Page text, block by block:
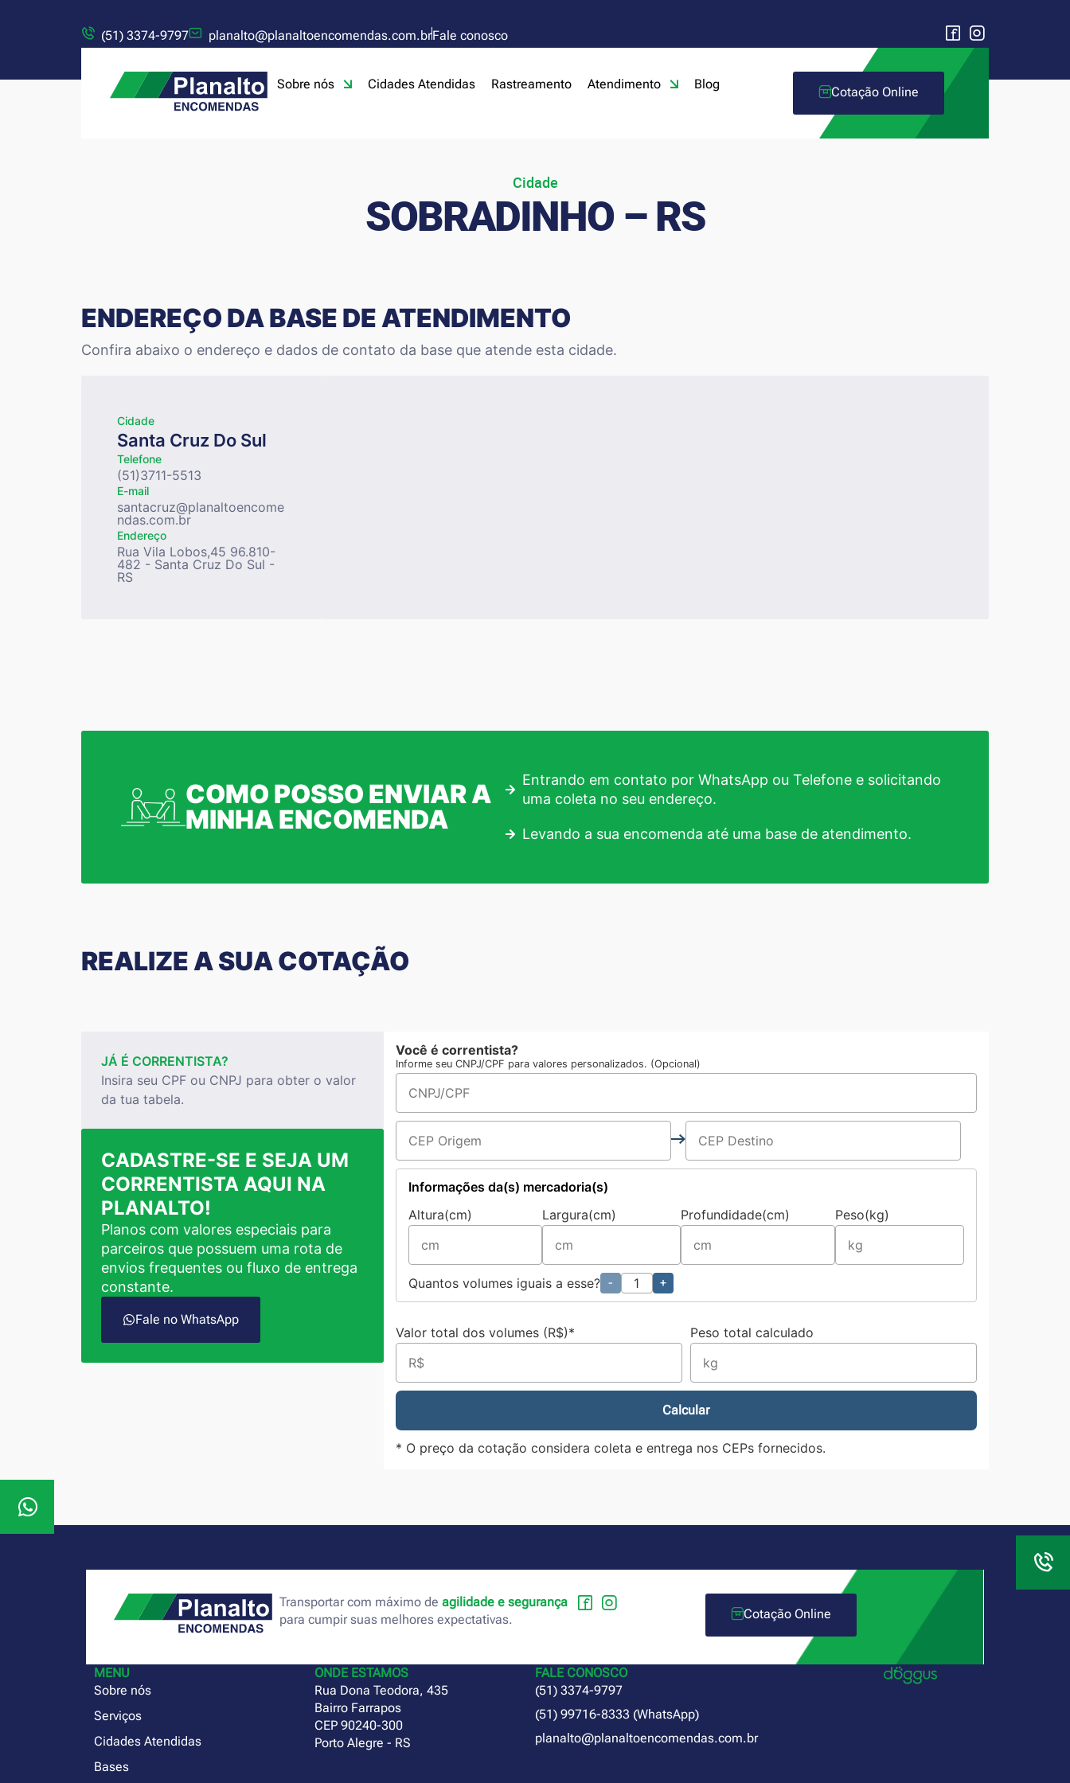
(51) 3374-9797 planalto@planaltoencomendas.com.brFale conosco
Sobre nós Cidades Atendidas Rastreamento Atendimento Blog
Cotação Online
Cidade
SOBRADINHO – RS
ENDEREÇO DA BASE DE ATENDIMENTO
Confira abaixo o endereço e dados de contato da base que atende esta cidade.
Cidade
Santa Cruz Do Sul
Telefone
(51)3711-5513
E-mail
santacruz@planaltoencome
ndas.com.br
Endereço
Rua Vila Lobos,45 96.810-
482 - Santa Cruz Do Sul -
RS
COMO POSSO ENVIAR A
MINHA ENCOMENDA
Entrando em contato por WhatsApp ou Telefone e solicitando
uma coleta no seu endereço.
Levando a sua encomenda até uma base de atendimento.
REALIZE A SUA COTAÇÃO
JÁ É CORRENTISTA?
Insira seu CPF ou CNPJ para obter o valor
da tua tabela.
CADASTRE-SE E SEJA UM
CORRENTISTA AQUI NA
PLANALTO!
Planos com valores especiais para
parceiros que possuem uma rota de
envios frequentes ou fluxo de entrega
constante.
Fale no WhatsApp
Você é correntista?
Informe seu CNPJ/CPF para valores personalizados. (Opcional)
Informações da(s) mercadoria(s)
Altura(cm)
Largura(cm) Profundidade(cm) Peso(kg)
Quantos volumes iguais a esse? - +
Valor total dos volumes (R$)* Peso total calculado
Calcular
* O preço da cotação considera coleta e entrega nos CEPs fornecidos.
Transportar com máximo deagilidade e segurança
para cumpir suas melhores expectativas.
Cotação Online
MENU
Sobre nós
Serviços
Cidades Atendidas
Bases
ONDE ESTAMOS
Rua Dona Teodora, 435
Bairro Farrapos
CEP 90240-300
Porto Alegre - RS
FALE CONOSCO
(51) 3374-9797
(51) 99716-8333 (WhatsApp)
planalto@planaltoencomendas.com.br